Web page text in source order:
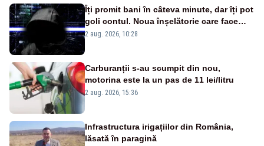
Îți promit bani în câteva minute, dar îți pot
goli contul. Noua înșelătorie care face
victime pe Facebook și WhatsApp
2 aug. 2026, 10:28
Carburanții s-au scumpit din nou,
motorina este la un pas de 11 lei/litru
2 aug. 2026, 15:36
Infrastructura irigațiilor din România,
lăsată în paragină